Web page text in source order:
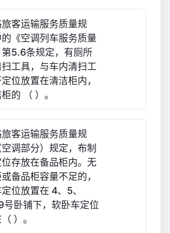
旅客运输服务质量规
《空调列车服务质量
5.6条规定，有厕所
工具，与车内清扫工
位放置在清洁柜内，
的 （ ）。
旅客运输服务质量规
调部分）规定，布制
存放在备品柜内。无
备品柜容量不足的，
位放置在 4、5、
号卧铺下，软卧车定位
）。